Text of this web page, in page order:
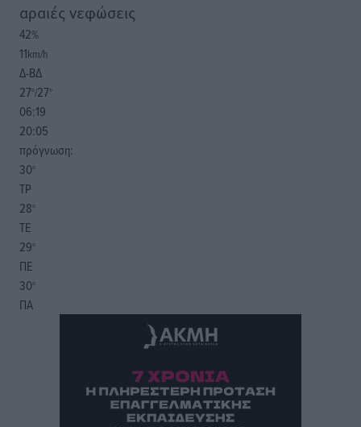
αραιές νεφώσεις
42%
11km/h
Δ-ΒΔ
27°/27°
06:19
20:05
πρόγνωση:
30°
ΤΡ
28°
ΤΕ
29°
ΠΕ
30°
ΠΑ